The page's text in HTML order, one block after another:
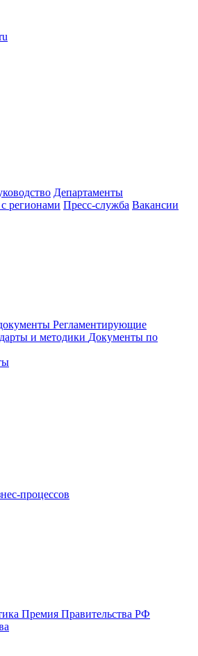
Департаменты
регионами Пресс-служба Вакансии
Регламентирующие
и методики Документы по
процессов
Премия Правительства РФ